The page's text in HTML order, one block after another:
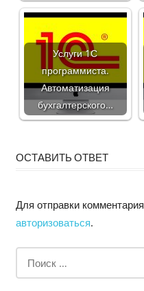
Услуги 1С
программиста.
Автоматизация
бухгалтерского…
ОСТАВИТЬ ОТВЕТ
Для отправки
авторизоваться.